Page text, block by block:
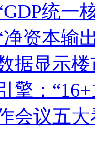
统一
资本输
据显示楼
擎：
会议五大